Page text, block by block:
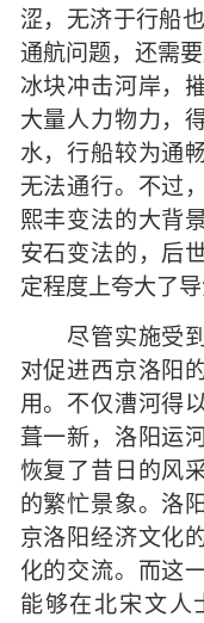
涩，无济于行船
通航问题，还需
冰块冲击河岸，
大量人力物力，
水，行船较为通
无法通行。不过
熙丰变法的大背
安石变法的，后
定程度上夸大了
尽管实施受到
对促进西京洛阳
用。不仅漕河得
葺一新，洛阳运
恢复了昔日的风
的繁忙景象。洛
京洛阳经济文化
化的交流。而这
能够在北宋文人